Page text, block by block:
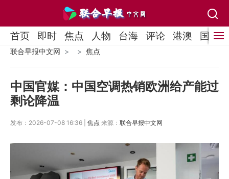
首页 即时 焦点 人物 台海 评论 港澳 国际
联合早报中文网 焦点
中国官媒：中国空调热销欧洲给产能过
剩论降温
发布：2026-07-08 16:36 | 焦点 来源： 联合早报中文网